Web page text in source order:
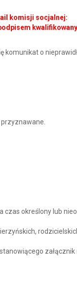
komisji socjalnej:
komunikat o
czas określony lub
załącznik